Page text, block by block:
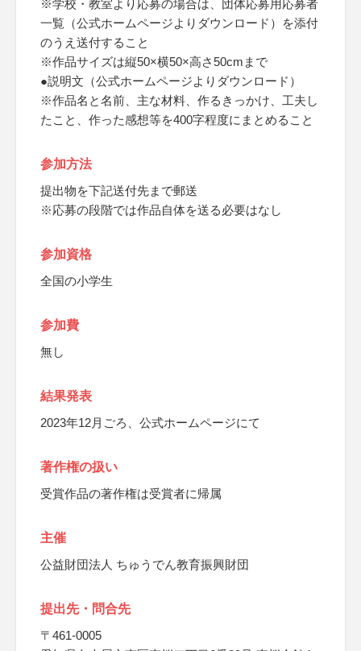
※学校・教室より応募の場合は、団体応募用応募者
一覧（公式ホームページよりダウンロード）を添付
のうえ送付すること
※作品サイズは縦50×横50×高さ50cmまで
●説明文（公式ホームページよりダウンロード）
※作品名と名前、主な材料、作るきっかけ、工夫し
たこと、作った感想等を400字程度にまとめること
参加方法
提出物を下記送付先まで郵送
※応募の段階では作品自体を送る必要はなし
参加資格
全国の小学生
参加費
無し
結果発表
2023年12月ごろ、公式ホームページにて
著作権の扱い
受賞作品の著作権は受賞者に帰属
主催
公益財団法人 ちゅうでん教育振興財団
提出先・問合先
〒461-0005